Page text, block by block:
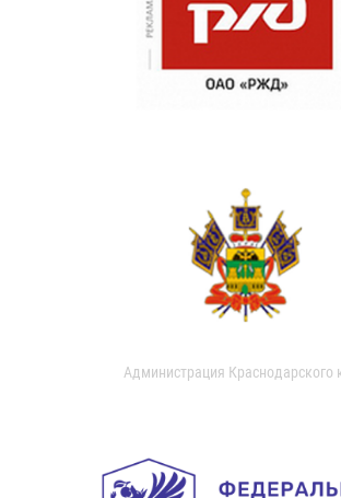
Администрация Краснодарского